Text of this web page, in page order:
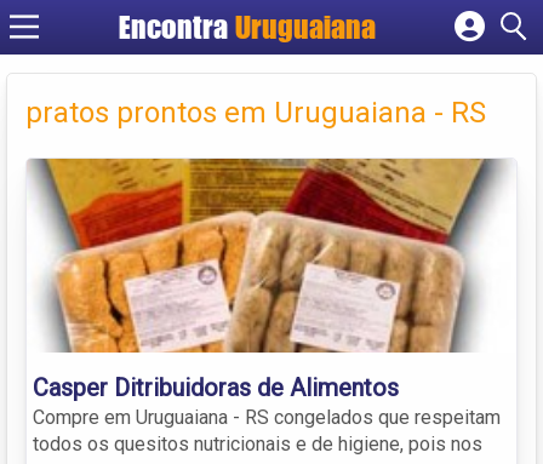
Encontra Uruguaiana
Cadastrar empresa
Criar conta
pratos prontos em Uruguaiana - RS
Casper Ditribuidoras de Alimentos
Compre em Uruguaiana - RS congelados que respeitam
todos os quesitos nutricionais e de higiene, pois nos